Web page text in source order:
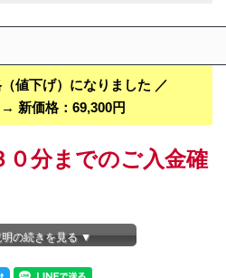
値下げ）になりました ／
新価格：69,300円
０分までのご入金確
ポス、らくらくメルカリ便・ゆうパ
５角３用クッション封筒 （ＤＶＤ
用）封筒とエアキャップが一体とな
の続きを見る ▼